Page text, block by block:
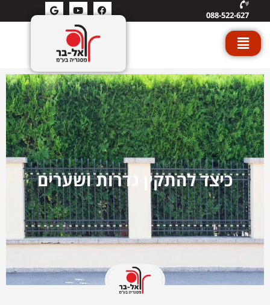
088-522-627
כיצד להתקין גדרות ושערים